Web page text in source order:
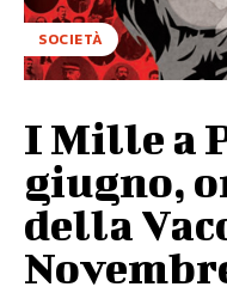
SOCIETÀ
I Mille a
giugno,
della